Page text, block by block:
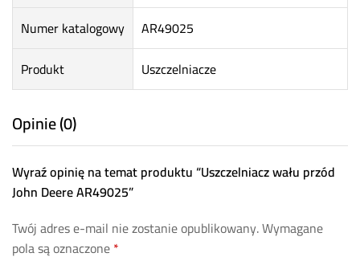
Numer katalogowy
AR49025
Produkt
Uszczelniacze
Opinie (0)
Wyraź opinię na temat produktu “Uszczelniacz wału przód
John Deere AR49025”
Twój adres e-mail nie zostanie opublikowany.Wymagane
pola są oznaczone*